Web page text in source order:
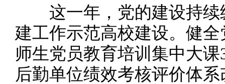
这一年，党的建设持续
建工作示范高校建设。健
师生党员教育培训集中大
后勤单位绩效考核评价体